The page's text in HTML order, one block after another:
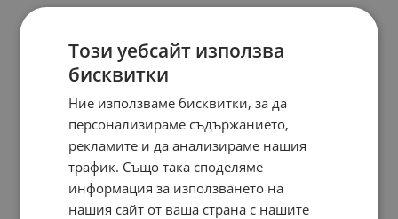
Този уебсайт използва
бисквитки
Ние използваме бисквитки, за да
персонализираме съдържанието,
рекламите и да анализираме нашия
трафик. Също така споделяме
информация за използването на
нашия сайт от ваша страна с нашите